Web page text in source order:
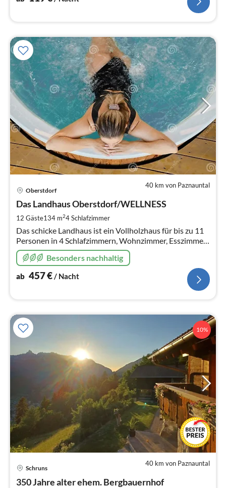
40 km von Paznauntal
Oberstdorf
Das Landhaus Oberstdorf/WELLNESS
12 Gäste134 m24Schlafzimmer
Das schicke Landhaus ist ein Vollholzhaus für bis zu 11
Personen in 4 Schlafzimmern, Wohnzimmer, Esszimmer,
große Südterrasse mit HOT-TUB, Grill.... für die Familie,
Gruppen....Besonders nachhaltig
ab 457€/ Nacht
10%
40 km von Paznauntal
Schruns
350 Jahre alter ehem. Bergbauernhof